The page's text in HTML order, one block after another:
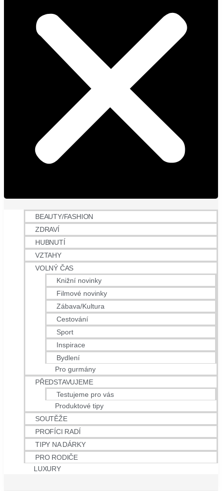
BEAUTY/FASHION
ZDRAVÍ
HUBNUTÍ
VZTAHY
VOLNÝ ČAS
Knižní novinky
Filmové novinky
Zábava/Kultura
Cestování
Sport
Inspirace
Bydlení
Pro gurmány
PŘEDSTAVUJEME
Testujeme pro vás
Produktové tipy
SOUTĚŽE
PROFÍCI RADÍ
TIPY NA DÁRKY
PRO RODIČE
LUXURY